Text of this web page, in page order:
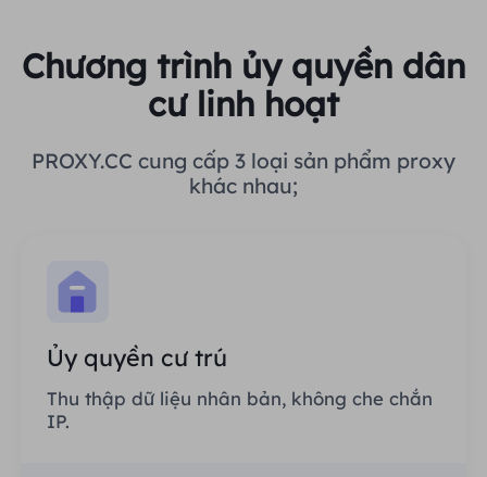
Chương trình ủy quyền dân
cư linh hoạt
PROXY.CC cung cấp 3 loại sản phẩm proxy
khác nhau;
Ủy quyền cư trú
Thu thập dữ liệu nhân bản, không che chắn
IP.